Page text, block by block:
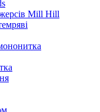
Mill Hill